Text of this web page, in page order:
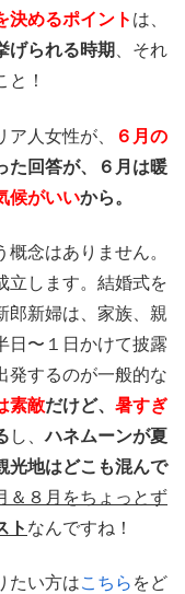
決めるポイント は、
げられる時期
、それ
と！
人女性が、
６月の
た回答が、６月は暖
候がいいから。
念はありません。
立します。結婚式を
郎新婦は、家族、親
日〜１日かけて披露
発するのが一般的な
素敵だけど、 暑すぎ
し、ハネムーンが夏
光地はどこも混んで
＆８月をちょっとず
ト なんですね！
たい方はこちら をど